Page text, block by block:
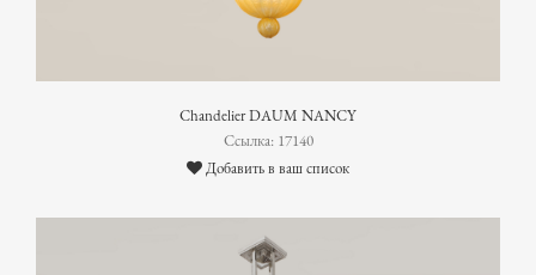
Chandelier DAUM NANCY
Ссылка: 17140
Добавить в ваш список